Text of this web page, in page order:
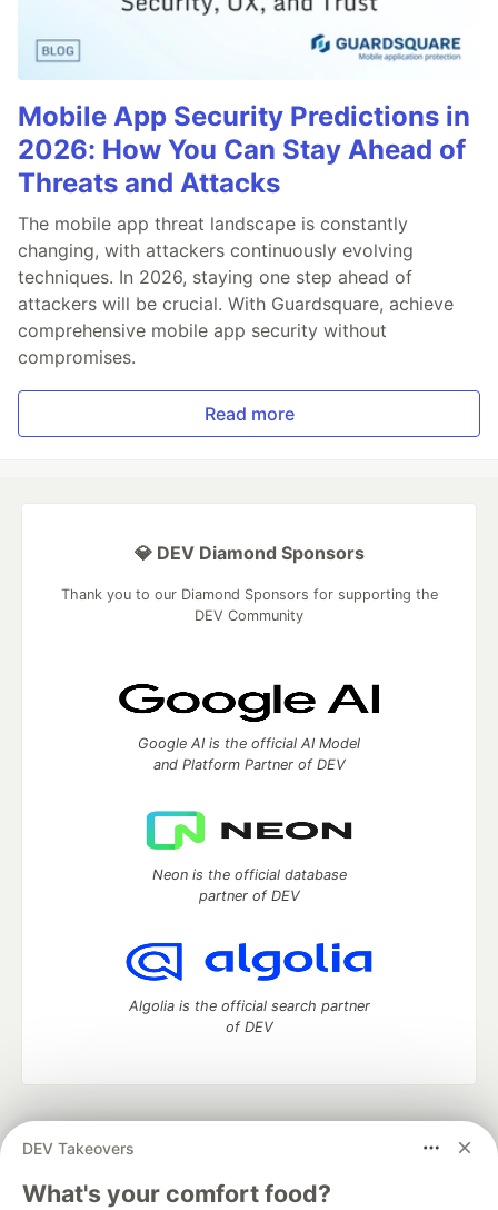
Mobile App Security Predictions in
2026: How You Can Stay Ahead of
Threats and Attacks
The mobile app threat landscape is constantly
changing, with attackers continuously evolving
techniques. In 2026, staying one step ahead of
attackers will be crucial. With Guardsquare, achieve
comprehensive mobile app security without
compromises.
Read more
DEV Takeovers
What's your comfort food?
💎 DEV Diamond Sponsors
Thank you to our Diamond Sponsors for supporting the
DEV Community
Google AI is the official AI Model
and Platform Partner of DEV
Neon is the official database
partner of DEV
Algolia is the official search partner
of DEV
development and manage your software career
DEV Education Tracks
DEV Help Advertise on DEV